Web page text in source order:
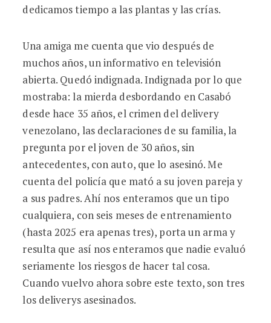
dedicamos tiempo a las plantas y las crías.
Una amiga me cuenta que vio después de
muchos años, un informativo en televisión
abierta. Quedó indignada. Indignada por lo que
mostraba: la mierda desbordando en Casabó
desde hace 35 años, el crimen del delivery
venezolano, las declaraciones de su familia, la
pregunta por el joven de 30 años, sin
antecedentes, con auto, que lo asesinó. Me
cuenta del policía que mató a su joven pareja y
a sus padres. Ahí nos enteramos que un tipo
cualquiera, con seis meses de entrenamiento
(hasta 2025 era apenas tres), porta un arma y
resulta que así nos enteramos que nadie evaluó
seriamente los riesgos de hacer tal cosa.
Cuando vuelvo ahora sobre este texto, son tres
los deliverys asesinados.